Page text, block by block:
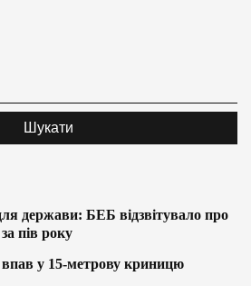
держави: БЕБ відзвітувало про
за пів року
впав у 15-метрову криницю